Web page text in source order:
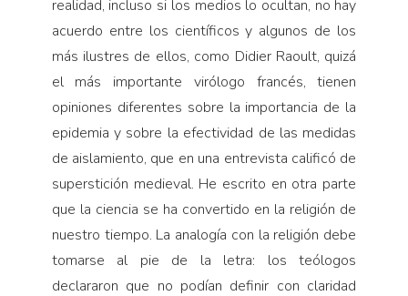
realidad, incluso si los medios lo ocultan, no hay
acuerdo entre los científicos y algunos de los
más ilustres de ellos, como Didier Raoult, quizá
el más importante virólogo francés, tienen
opiniones diferentes sobre la importancia de la
epidemia y sobre la efectividad de las medidas
de aislamiento, que en una entrevista calificó de
superstición medieval. He escrito en otra parte
que la ciencia se ha convertido en la religión de
nuestro tiempo. La analogía con la religión debe
tomarse al pie de la letra: los teólogos
declararon que no podían definir con claridad